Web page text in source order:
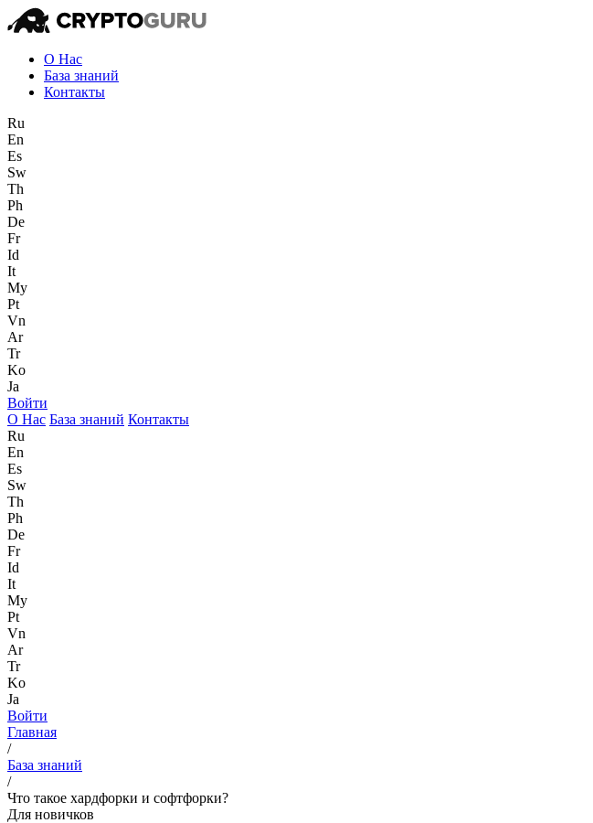
О Нас
База знаний
Контакты
Ru
En
Es
Sw
Th
Ph
De
Fr
Id
It
My
Pt
Vn
Ar
Tr
Ko
Ja
Войти
О Нас База знаний Контакты
Ru
En
Es
Sw
Th
Ph
De
Fr
Id
It
My
Pt
Vn
Ar
Tr
Ko
Ja
Войти
Главная
/
База знаний
/
Что такое хардфорки и софтфорки?
Для новичков